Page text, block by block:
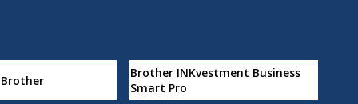
Brother
Brother INKvestment Business
Smart Pro